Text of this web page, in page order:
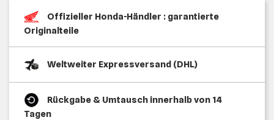
Offizieller Honda-Händler : garantierte
Originalteile
Weltweiter Expressversand (DHL)
Rückgabe & Umtausch innerhalb von 14
Tagen